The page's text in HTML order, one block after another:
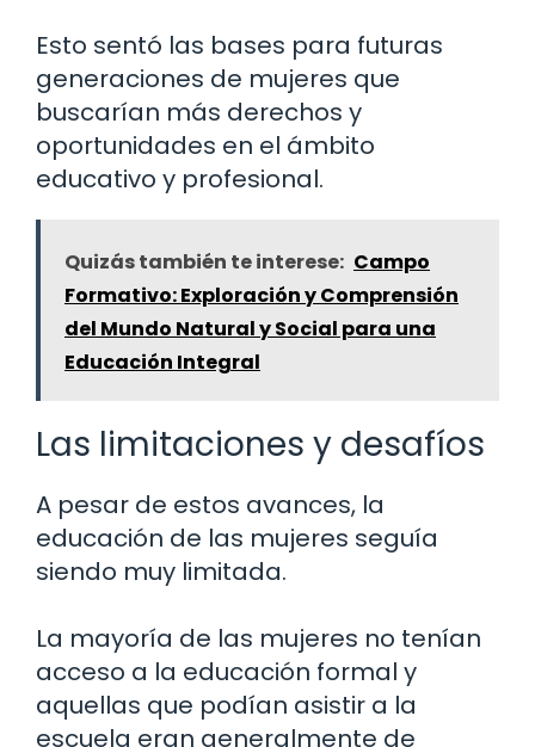
Esto sentó las bases para futuras
generaciones de mujeres que
buscarían más derechos y
oportunidades en el ámbito
educativo y profesional.
Quizás también te interese: Campo
Formativo: Exploración y Comprensión
del Mundo Natural y Social para una
Educación Integral
Las limitaciones y desafíos
A pesar de estos avances, la
educación de las mujeres seguía
siendo muy limitada.
La mayoría de las mujeres no tenían
acceso a la educación formal y
aquellas que podían asistir a la
escuela eran generalmente de